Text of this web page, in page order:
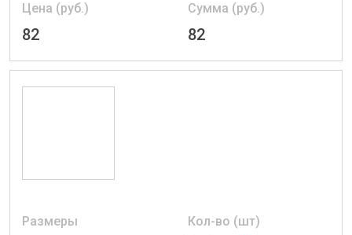
Цена (руб.)
82
Сумма (руб.)
82
Размеры Кол-во (шт)